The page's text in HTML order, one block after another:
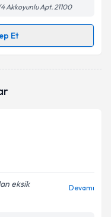
Akkoyunlu Apt. 21100
Et
almanız için bir
ilişkin
Aydınlatma
eksik
Devamı